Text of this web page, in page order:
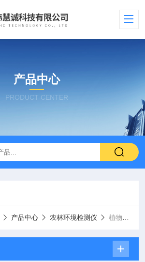
产品中心
PRODUCT CENTER
产品中心 农林环境检测仪 植物蒸腾速率测定仪